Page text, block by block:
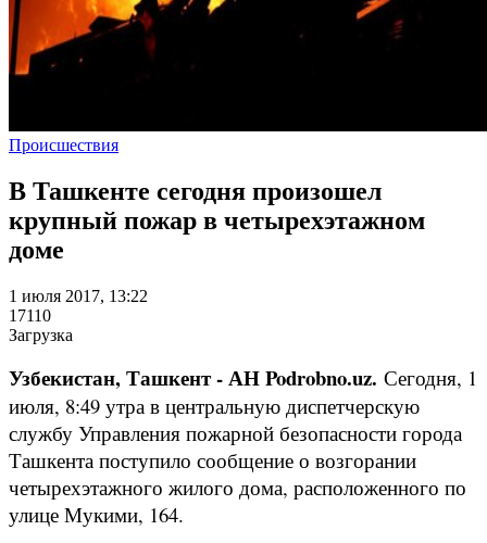
Происшествия
В Ташкенте сегодня произошел
крупный пожар в четырехэтажном
доме
1 июля 2017, 13:22
17110
Загрузка
Узбекистан, Ташкент - АН Podrobno.uz. Сегодня, 1
июля, 8:49 утра в центральную диспетчерскую
службу Управления пожарной безопасности города
Ташкента поступило сообщение о возгорании
четырехэтажного жилого дома, расположенного по
улице Мукими, 164.